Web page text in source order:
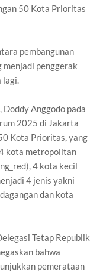
50 Kota Prioritas
pembangunan
penggerak
lagi.
Anggodo pada
2025 di Jakarta
Kota Prioritas, yang
kota metropolitan
4 kota kecil
4 jenis yakni
dan kota
Tetap Republik
bahwa
pemerataan